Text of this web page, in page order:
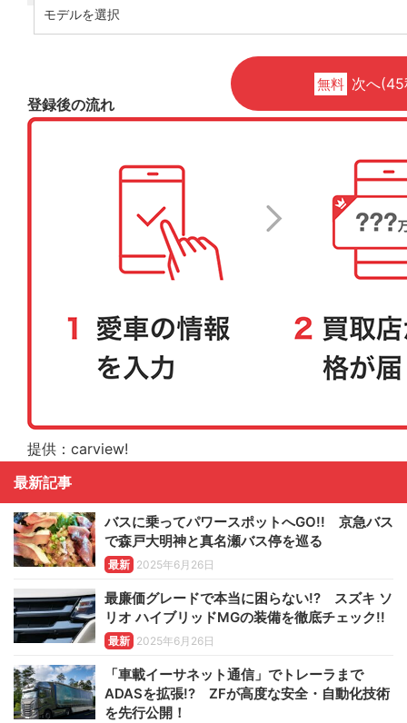
無料 次へ
登録後の流れ
提供：carview!
最新記事
バスに乗ってパワースポットへGO!! 京急バス
で森戸大明神と真名瀬バス停を巡る
最新 2025年6月26日
最廉価グレードで本当に困らない!? スズキ ソ
リオ ハイブリッドMGの装備を徹底チェック!!
最新 2025年6月26日
「車載イーサネット通信」でトレーラまで
ADASを拡張!? ZFが高度な安全・自動化技術
を先行公開！